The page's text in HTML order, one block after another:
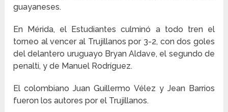
guayaneses.
En Mérida, el Estudiantes culminó a todo tren el
torneo al vencer al Trujillanos por 3-2, con dos goles
del delantero uruguayo Bryan Aldave, el segundo de
penalti, y de Manuel Rodríguez.
El colombiano Juan Guillermo Vélez y Jean Barrios
fueron los autores por el Trujillanos.